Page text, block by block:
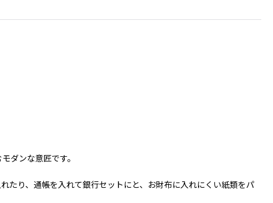
ダンな意匠です。
たり、通帳を入れて銀行セットにと、お財布に入れにくい紙類をパ